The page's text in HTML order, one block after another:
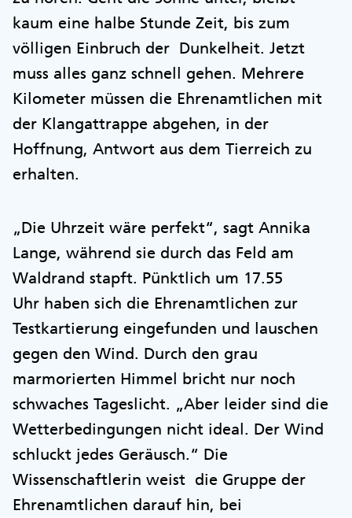
kaum eine halbe Stunde Zeit, bis zum
völligen Einbruch der Dunkelheit. Jetzt
muss alles ganz schnell gehen. Mehrere
Kilometer müssen die Ehrenamtlichen mit
der Klangattrappe abgehen, in der
Hoffnung, Antwort aus dem Tierreich zu
erhalten.
„Die Uhrzeit wäre perfekt“, sagt Annika
Lange, während sie durch das Feld am
Waldrand stapft. Pünktlich um 17.55
Uhr haben sich die Ehrenamtlichen zur
Testkartierung eingefunden und lauschen
gegen den Wind. Durch den grau
marmorierten Himmel bricht nur noch
schwaches Tageslicht. „Aber leider sind die
Wetterbedingungen nicht ideal. Der Wind
schluckt jedes Geräusch.“ Die
Wissenschaftlerin weist die Gruppe der
Ehrenamtlichen darauf hin, bei